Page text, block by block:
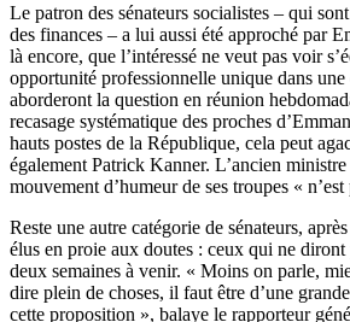
Le patron des sénateurs socialistes – qui
des finances – a lui aussi été approché par
là encore, que l’intéressé ne veut pas voir
opportunité professionnelle unique dans
aborderont la question en réunion
recasage systématique des proches
hauts postes de la République, cela peut
également Patrick Kanner. L’ancien ministre
mouvement d’humeur de ses troupes «
Reste une autre catégorie de sénateurs,
élus en proie aux doutes : ceux qui ne diront
deux semaines à venir. « Moins on parle,
dire plein de choses, il faut être d’une
cette proposition », balaye le rapporteur